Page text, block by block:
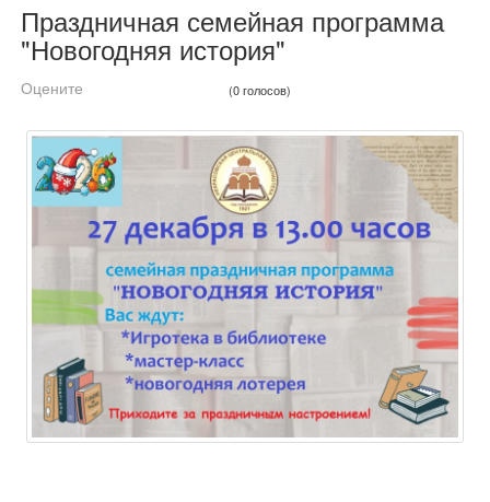
Праздничная семейная программа
"Новогодняя история"
Оцените (0 голосов)